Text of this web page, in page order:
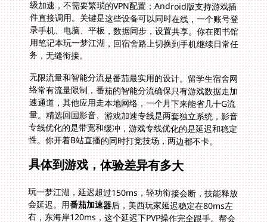
务，无缝衔接。
无限流量和智能分流是番茄最实用的设计。留学生宿舍网
络常有流量限制，番茄的智能分流确保只有游戏数据走加
速通道，其他应用走本地网络，一个月下来能省几十G流
量。精选回国影音、游戏加速专线是两套独立系统，影音
专线优化的是带宽和缓冲，游戏专线优化的是延迟和稳定
性。你开着B站直播的同时打竞技场，两边都不卡。
具体到游戏，体验差异有多大
玩一梦江湖，延迟超过150ms，轻功衔接会断，技能释放
会延迟。用番茄加速器后，美西玩家延迟稳定在80ms左
右，东海岸120ms，这个延迟下PVP操作完全跟手。帮会
群战场景，普通加速器丢包率飙升到30%，人物瞬移技能
放空；番茄的专线丢包率控制在0.5%以下，百人同屏技